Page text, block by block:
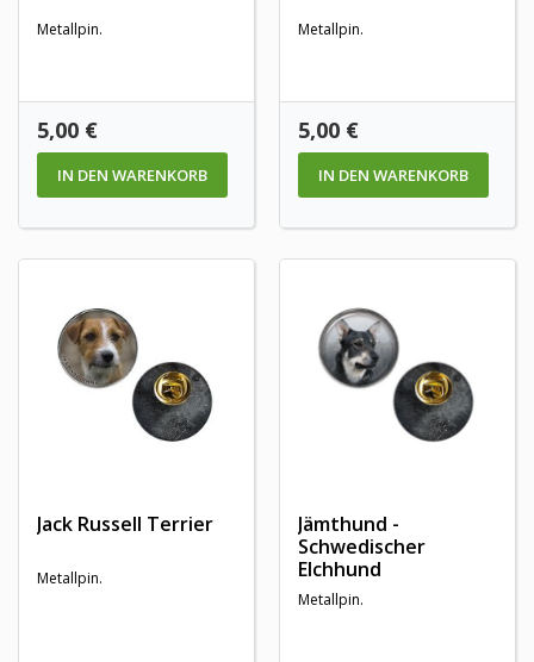
Metallpin.
Preis
5,00 €
IN DEN WARENKORB
Metallpin.
Preis
5,00 €
IN DEN WARENKORB
Jack Russell Terrier
Metallpin.
Jämthund -
Schwedischer
Elchhund
Metallpin.